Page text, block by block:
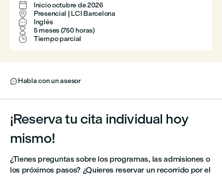
 Inicio octubre de 2026
 Presencial | LCI Barcelona
 Inglés
 5 meses (750 horas)
 Tiempo parcial
Habla con un asesor
¡Reserva tu cita individual hoy
mismo!
¿Tienes preguntas sobre los programas, las admisiones o
los próximos pasos? ¿Quieres reservar un recorrido por el